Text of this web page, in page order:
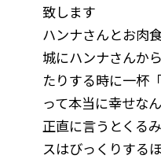
致します
ハンナさんとお肉
城にハンナさんか
たりする時に一杯
って本当に幸せな
正直に言うとくる
スはびっくりする